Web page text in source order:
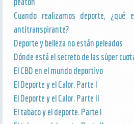
Cuando realizamos deporte, ¿qué
antitranspirante?
Deporte y belleza no están peleados
Dónde está el secreto de las súper
El CBD en el mundo deportivo
El Deporte y el Calor. Parte I
El Deporte y el Calor. Parte II
El tabaco y el deporte. Parte I